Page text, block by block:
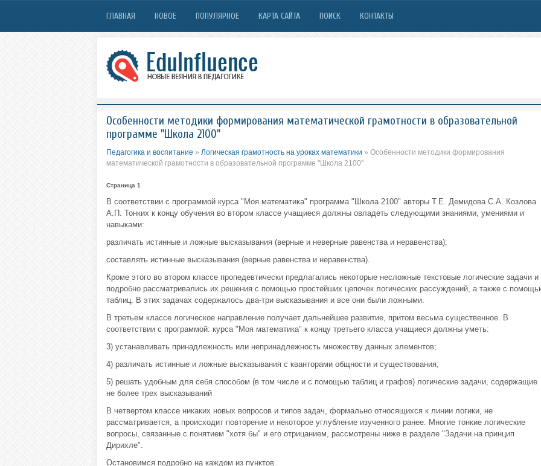
ГЛАВНАЯ НОВОЕ ПОПУЛЯРНОЕ КАРТА САЙТА ПОИСК КОНТАКТЫ
Особенности методики формирования математической грамотности в образовательной
программе "Школа 2100"
Педагогика и воспитание » Логическая грамотность на уроках математики » Особенности методики формирования
математической грамотности в образовательной программе "Школа 2100"
Страница 1
В соответствии с программой курса "Моя математика" программа "Школа 2100" авторы Т.Е. Демидова С.А. Козлова
А.П. Тонких к концу обучения во втором классе учащиеся должны овладеть следующими знаниями, умениями и
навыками:
различать истинные и ложные высказывания (верные и неверные равенства и неравенства);
составлять истинные высказывания (верные равенства и неравенства).
Кроме этого во втором классе пропедевтически предлагались некоторые несложные текстовые логические задачи и
подробно рассматривались их решения с помощью простейших цепочек логических рассуждений, а также с
таблиц. В этих задачах содержалось два-три высказывания и все они были ложными.
В третьем классе логическое направление получает дальнейшее развитие, притом весьма существенное. В
соответствии с программой: курса "Моя математика" к концу третьего класса учащиеся должны уметь:
3) устанавливать принадлежность или непринадлежность множеству данных элементов;
4) различать истинные и ложные высказывания с кванторами общности и существования;
5) решать удобным для себя способом (в том числе и с помощью таблиц и графов) логические задачи, содержащие
не более трех высказываний
В четвертом классе никаких новых вопросов и типов задач, формально относящихся к линии логики, не
рассматривается, а происходит повторение и некоторое углубление изученного ранее. Многие тонкие логические
вопросы, связанные с понятием "хотя бы" и его отрицанием, рассмотрены ниже в разделе "Задачи на принцип
Дирихле".
Остановимся подробно на каждом из пунктов.